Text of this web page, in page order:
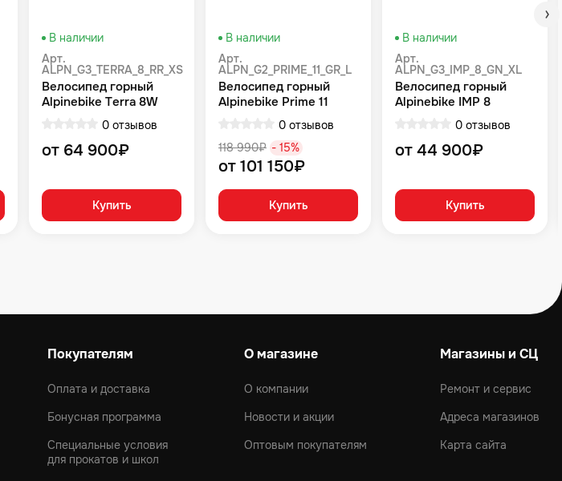
В наличии
Арт.
ALPN_G3_TERRA_8_RR_XS
Велосипед горный
Alpinebike Terra 8W
0 отзывов
от 64 900₽
Купить
В наличии
Арт.
ALPN_G2_PRIME_11_GR_L
Велосипед горный
Alpinebike Prime 11
громовой серый0 отзывов
118 990₽ - 15%
от 101 150₽
Купить
В наличии
Арт.
ALPN_G3_IMP_8_GN_XL
Велосипед горный
Alpinebike IMP 8
0 отзывов
от 44 900₽
Купить
Покупателям
Оплата и доставка
Бонусная программа
Специальные условия
для прокатов и школ
О магазине
О компании
Новости и акции
Оптовым покупателям
Магазины и СЦ
Ремонт и сервис
Адреса магазинов
Карта сайта